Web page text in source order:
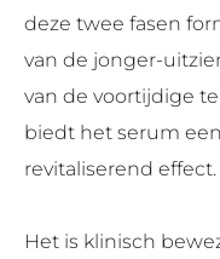
deze twee fasen
van de jonger-
van de voortijdige
biedt het serum
revitaliserend effect.
Het is klinisch